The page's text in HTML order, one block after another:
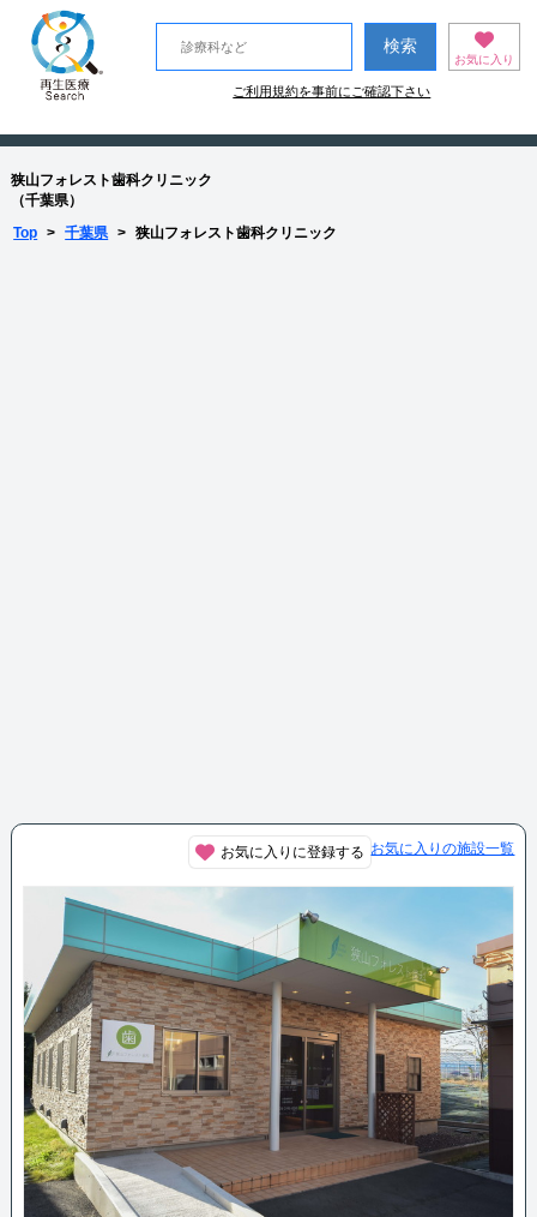
お気に入り
ご利用規約を事前にご確認下さい
狭山フォレスト歯科クリニック
（千葉県）
Top > 千葉県 > 狭山フォレスト歯科クリニック
お気に入りに登録する お気に入りの施設一覧